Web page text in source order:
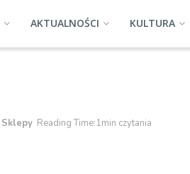
AKTUALNOŚCI KULTURA
Sklepy Reading Time:1min czytania